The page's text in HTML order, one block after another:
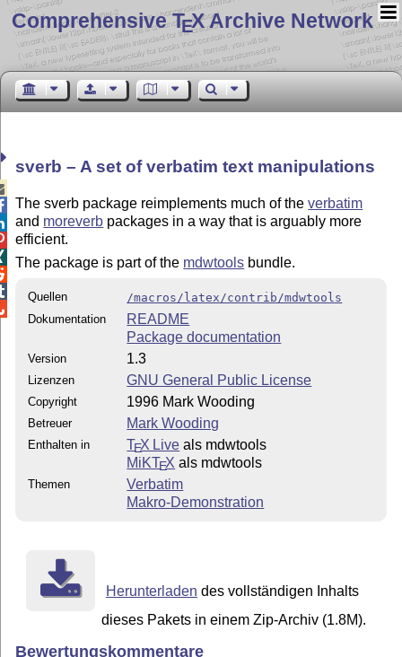
Comprehensive TEX Archive Network
sverb – A set of verbatim text manipulations
The sverb package reimplements much of theverbatim
and moreverb packages in a way that is arguably more
efficient.
The package is part of the mdwtools bundle.
Quellen
/macros/latex/contrib/mdwtools
Dokumentation
README
Package documentation
Version 1.3
Lizenzen GNU General Public License
Copyright 1996 Mark Wooding
Betreuer Mark Wooding
Enthalten in TEX Live als mdwtools
MiKTEX als mdwtools
Themen
Verbatim
Makro-Demonstration
Herunterladen des vollständigen Inhalts
dieses Pakets in einem Zip-Archiv (1.8M).
Bewertungskommentare